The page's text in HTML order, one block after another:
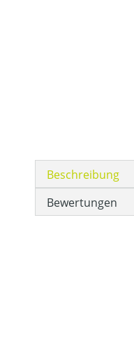
Beschreibung
Bewertungen